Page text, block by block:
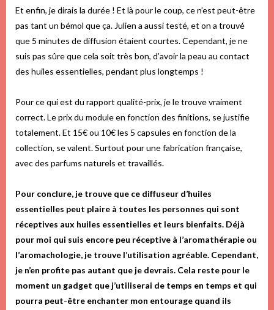
Et enfin, je dirais la durée ! Et là pour le coup, ce n’est peut-être
pas tant un bémol que ça. Julien a aussi testé, et on a trouvé
que 5 minutes de diffusion étaient courtes. Cependant, je ne
suis pas sûre que cela soit très bon, d’avoir la peau au contact
des huiles essentielles, pendant plus longtemps !
Pour ce qui est du rapport qualité-prix, je le trouve vraiment
correct. Le prix du module en fonction des finitions, se justifie
totalement. Et 15€ ou 10€ les 5 capsules en fonction de la
collection, se valent. Surtout pour une fabrication française,
avec des parfums naturels et travaillés.
Pour conclure, je trouve que ce diffuseur d’huiles
essentielles peut plaire à toutes les personnes qui sont
réceptives aux huiles essentielles et leurs bienfaits. Déjà
pour moi qui suis encore peu réceptive à l’aromathérapie ou
l’aromachologie, je trouve l’utilisation agréable. Cependant,
je n’en profite pas autant que je devrais. Cela reste pour le
moment un gadget que j’utiliserai de temps en temps et qui
pourra peut-être enchanter mon entourage quand ils